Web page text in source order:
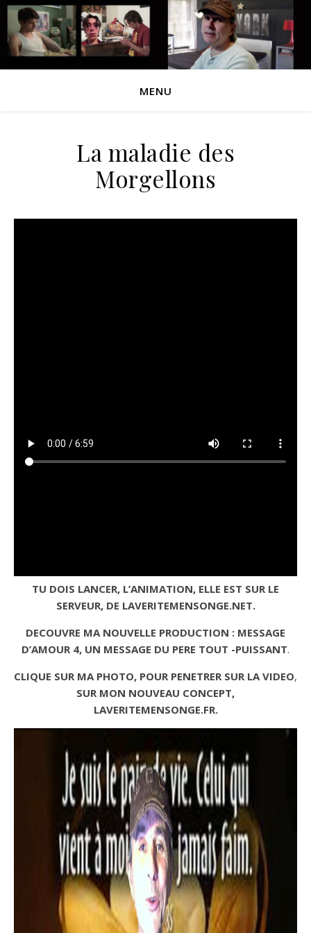
MENU
La maladie des
Morgellons
TU DOIS LANCER, L’ANIMATION, ELLE EST SUR LE
SERVEUR, DE LAVERITEMENSONGE.NET.
DECOUVRE MA NOUVELLE PRODUCTION : MESSAGE
D’AMOUR 4, UN MESSAGE DU PERE TOUT -PUISSANT.
CLIQUE SUR MA PHOTO, POUR PENETRER SUR LA VIDEO,
SUR MON NOUVEAU CONCEPT,
LAVERITEMENSONGE.FR.